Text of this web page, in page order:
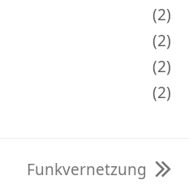
(2)
(2)
(2)
(2)
Nächster
Funkvernetzung